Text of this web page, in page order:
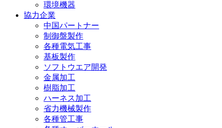
環境機器
協力企業
中国パートナー
制御盤製作
各種電気工事
基板製作
ソフトウエア開発
金属加工
樹脂加工
ハーネス加工
省力機械製作
各種管工事